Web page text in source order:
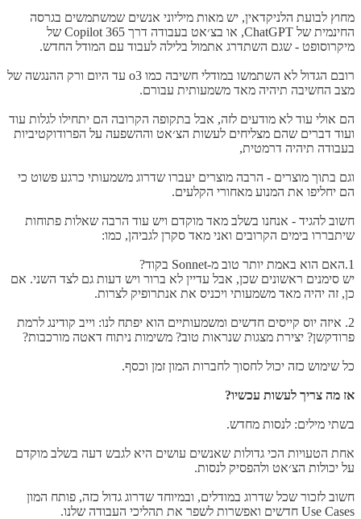
מחוץ לבועת הלניקדאין, יש מאות מיליוני אנשים שמשתמשים בגרסה
החינמית של ChatGPT, או בצ׳אט בעבודה דרך Copilot 365 של
מיקרוסופט - שגם השתדרג אתמול בלילה לעבוד עם המודל החדש.
רובם הגדול לא השתמשו במודלי חשיבה כמו o3 עד היום ורק ההנגשה של
מצב החשיבה תיהיה מאד משמעותית עבורם.
הם אולי עוד לא מודעים לזה, אבל בתקופה הקרובה הם יתחילו לגלות עוד
ועוד דברים שהם מצליחים לעשות הצ׳אט וההשפעה על הפרודוקטיביות
בעבודה תיהיה דרמטית,
וגם בתוך מוצרים - הרבה מוצרים יעברו שדרוג משמעותי כרגע פשוט כי
הם יחליפו את המנוע מאחורי הקלעים.
חשוב להגיד - אנחנו בשלב מאד מוקדם ויש עוד הרבה שאלות פתוחות
שיתבררו בימים הקרובים ואני מאד סקרן לגביהן, כמו:
1.האם הוא באמת יותר טוב מ-Sonnet בקוד?
יש סימנים ראשונים שכן, אבל עדיין לא ברור ויש דעות גם לצד השני. אם
כן, זה יהיה מאד משמעותי ויכניס את אנתרופיק לצרות.
2. איזה יוס קייסים חדשים ומשמעותיים הוא יפתח לנו: וייב קודינג לרמת
פרודקשן? יצירת מצגות שנראות טוב? משימות ניתוח דאטה מורכבות?
כל שימוש כזה יכול לחסוך לחברות המון זמן וכסף.
אז מה צריך לעשות עכשיו?
בשתי מילים: לנסות מחדש.
אחת הטעויות הכי גדולות שאנשים עושים היא לגבש דעה בשלב מוקדם
על יכולות הצ׳אט ולהפסיק לנסות.
חשוב לזכור שכל שדרוג במודלים, ובמיוחד שדרוג גדול כזה, פותח המון
Use Cases חדשים ואפשרות לשפר את תהליכי העבודה שלנו.